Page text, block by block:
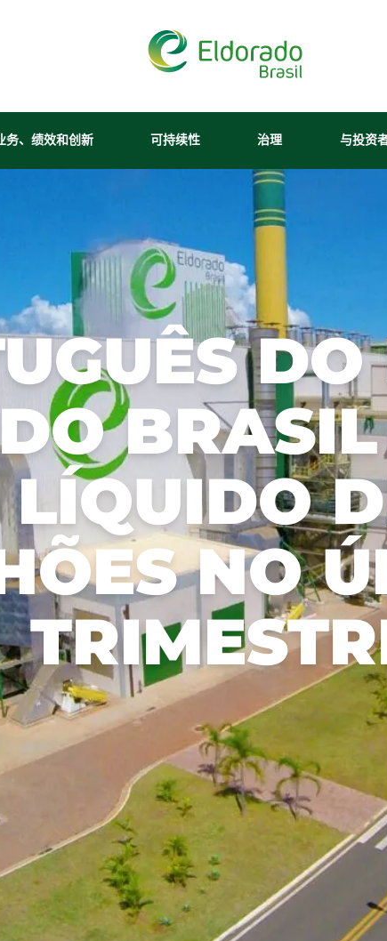
×
em nosso site. Você
permitir. Para mais
navegação para melhorar a
Aceitar todos
务、绩效和创新
工业
可再生能源发电
综合物流
创新
EBLOG
Tabela de Preços
我们的纸浆
这些森林拥
有国家和国
际认证，证
明了我们的
环境适宜、
社会效益和
经济上可行
的森林管
可持续性
废物管理
生物多样性
绿色能源
社区行动
巴西埃尔多拉多（Eldorado Brasil
软件
认证
可持续发展报告
森林管理计划
治理
Hotline
Integrity
Relatório de
与投资
对市场的公告
请与投资者关系人员联系
MS），是行业中
最现代化、最安
和最具竞争力的厂
之一，并以其运营
效率而著称
LÍQUIDO
NO